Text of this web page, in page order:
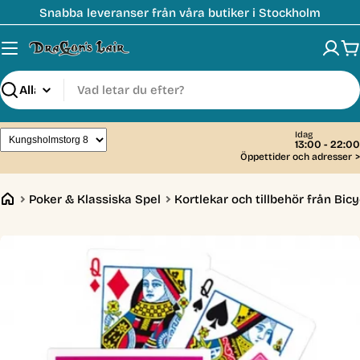
till
innehåll
Snabba leveranser från våra butiker i Stockholm
Sök
Idag
13:00 - 22:00
Öppettider och adresser >
Poker & Klassiska Spel Kortlekar och tillbehör från